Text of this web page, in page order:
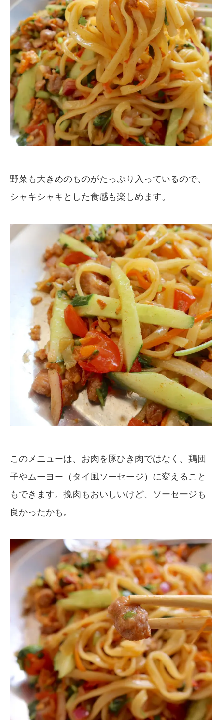
野菜も大きめのものがたっぷり入っているので、
シャキシャキとした食感も楽しめます。
このメニューは、お肉を豚ひき肉ではなく、鶏団
子やムーヨー（タイ風ソーセージ）に変えること
もできます。挽肉もおいしいけど、ソーセージも
良かったかも。